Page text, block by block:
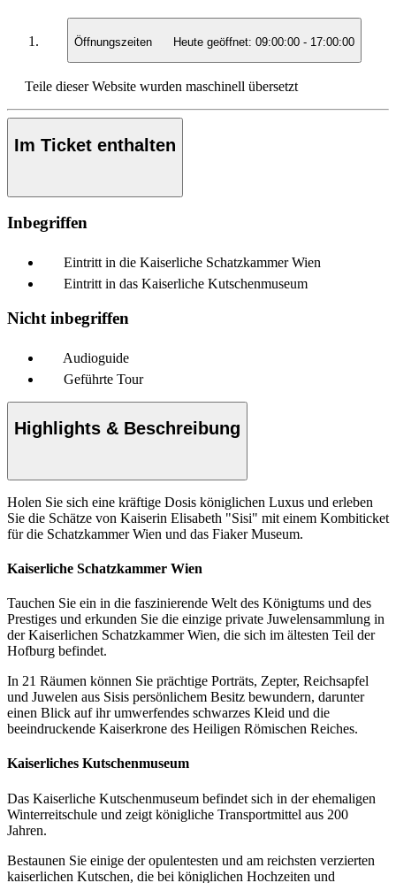
Öffnungszeiten Heute geöffnet: 09:00:00 - 17:00:00
Teile dieser Website wurden maschinell übersetzt
Im Ticket enthalten
Inbegriffen
Eintritt in die Kaiserliche Schatzkammer Wien
Eintritt in das Kaiserliche Kutschenmuseum
Nicht inbegriffen
Audioguide
Geführte Tour
Highlights & Beschreibung
Holen Sie sich eine kräftige Dosis königlichen Luxus und erleben
Sie die Schätze von Kaiserin Elisabeth "Sisi" mit einem Kombiticket
für die Schatzkammer Wien und das Fiaker Museum.
Kaiserliche Schatzkammer Wien
Tauchen Sie ein in die faszinierende Welt des Königtums und des
Prestiges und erkunden Sie die einzige private Juwelensammlung in
der Kaiserlichen Schatzkammer Wien, die sich im ältesten Teil der
Hofburg befindet.
In 21 Räumen können Sie prächtige Porträts, Zepter, Reichsapfel
und Juwelen aus Sisis persönlichem Besitz bewundern, darunter
einen Blick auf ihr umwerfendes schwarzes Kleid und die
beeindruckende Kaiserkrone des Heiligen Römischen Reiches.
Kaiserliches Kutschenmuseum
Das Kaiserliche Kutschenmuseum befindet sich in der ehemaligen
Winterreitschule und zeigt königliche Transportmittel aus 200
Jahren.
Bestaunen Sie einige der opulentesten und am reichsten verzierten
kaiserlichen Kutschen, die bei königlichen Hochzeiten und